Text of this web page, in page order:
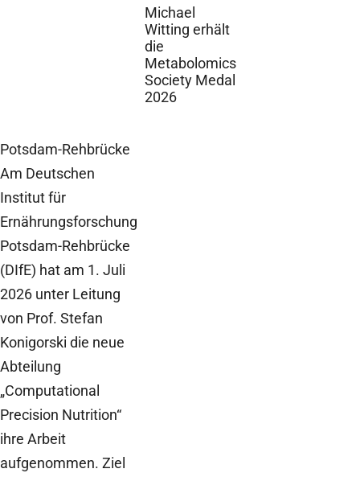
Michael
Witting erhält
die
Metabolomics
Society Medal
2026
Potsdam-Rehbrücke
Am Deutschen
Institut für
Ernährungsforschung
Potsdam-Rehbrücke
(DIfE) hat am 1. Juli
2026 unter Leitung
von Prof. Stefan
Konigorski die neue
Abteilung
„Computational
Precision Nutrition“
ihre Arbeit
aufgenommen. Ziel